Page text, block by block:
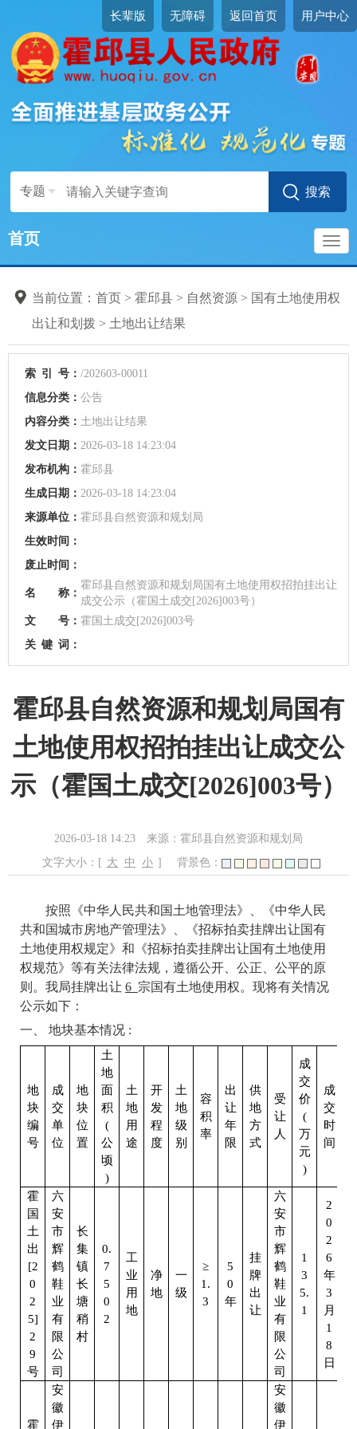
长辈版 无障碍 返回首页 用户中心
专题
首页
当前位置： 首页 > 霍邱县 > 自然资源 > 国有土地使用权
出让和划拨 > 土地出让结果
索 引 号： /202603-00011
信息分类： 公告
内容分类： 土地出让结果
发文日期： 2026-03-18 14:23:04
发布机构： 霍邱县
生成日期： 2026-03-18 14:23:04
来源单位： 霍邱县自然资源和规划局
生效时间：
废止时间：
名 称：
霍邱县自然资源和规划局国有土地使用权招拍挂出让
成交公示（霍国土成交[2026]003号）
文 号： 霍国土成交[2026]003号
关 键 词：
霍邱县自然资源和规划局国有
土地使用权招拍挂出让成交公
示（霍国土成交[2026]003号）
2026-03-18 14:23
来源：霍邱县自然资源和规划局
文字大小：[ 大 中 小 ] 背景色：
按照《中华人民共和国土地管理法》、《中华人民
共和国城市房地产管理法》、《招标拍卖挂牌出让国有
土地使用权规定》和《招标拍卖挂牌出让国有土地使用
权规范》等有关法律法规，遵循公开、公正、公平的原
则。我局挂牌出让 6 宗国有土地使用权。现将有关情况
公示如下：
一、
地块基本情况 :
地
块
编
号
成
交
单
位
地
块
位
置
土
地
面
积
(
公
顷
)
土
地
用
途
开
发
程
度
土
地
级
别
容
积
率
出
让
年
限
供
地
方
式
受
让
人
成
交
价
(
万
元
)
成
交
时
间
霍
国
土
出
[2
0
2
5]
2
9
号
六
安
市
辉
鹤
鞋
业
有
限
公
司
长
集
镇
长
塘
稍
村
0.
7
5
0
2
工
业
用
地
净
地
一
级
≥
1.
3
5
0
年
挂
牌
出
让
六
安
市
辉
鹤
鞋
业
有
限
公
司
1
3
5.
1
2
0
2
6
年
3
月
1
8
日
霍
安
徽
伊
安
徽
伊